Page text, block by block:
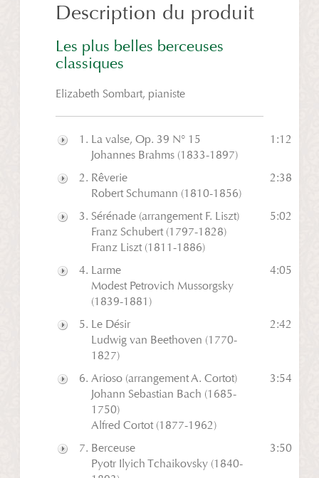
Description du produit
Les plus belles berceuses
classiques
Elizabeth Sombart, pianiste
Play 1:12
La valse, Op. 39 N° 15
Johannes Brahms (1833-1897)
Play 2:38
Rêverie
Robert Schumann (1810-1856)
Play 5:02
Sérénade (arrangement F. Liszt)
Franz Schubert (1797-1828)
Franz Liszt (1811-1886)
Play 4:05
Larme
Modest Petrovich Mussorgsky
(1839-1881)
Play 2:42
Le Désir
Ludwig van Beethoven (1770-
1827)
Play 3:54
Arioso (arrangement A. Cortot)
Johann Sebastian Bach (1685-
1750)
Alfred Cortot (1877-1962)
Play 3:50
Berceuse
Pyotr Ilyich Tchaikovsky (1840-